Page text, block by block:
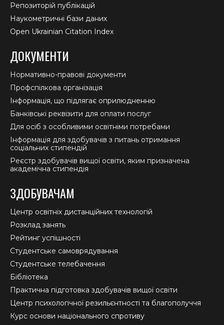
Репозиторій публікацій
Наукометричні бази даних
Open Ukrainian Citation Index
ДОКУМЕНТИ
Нормативно-правові документи
Профспілкова організація
Інформація, що підлягає оприлюдненню
Банківські реквізити для оплати послуг
Для осіб з особливими освітніми потребами
Інформація для здобувачів з питань отримання
соціальних стипендій
Реєстр здобувачів вищої освіти, яким призначена
академічна стипендія
ЗДОБУВАЧАМ
Центр освітніх дистанційних технологій
Розклад занять
Рейтинг успішності
Студентське самоврядування
Студентське телебачення
Бібліотека
Практична підготовка здобувачів вищої освіти
Центр психологічної резильєнтності та благополуччя
Курс основи національного спротиву